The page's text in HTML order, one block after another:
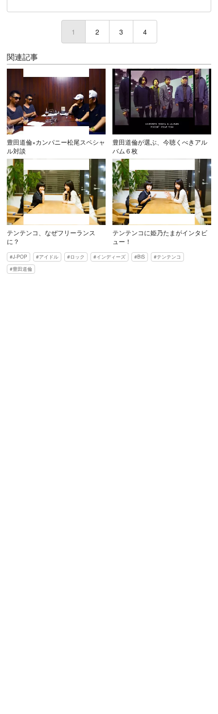
1 (current)
2 3 4
関連記事
豊田道倫×カンパニー松尾スペシャ
ル対談
豊田道倫が選ぶ、今聴くべきアル
バム６枚
テンテンコ、なぜフリーランス
に？
テンテンコに姫乃たまがインタビ
ュー！
J-POP アイドル ロック インディーズ BiS
テンテンコ
豊田道倫